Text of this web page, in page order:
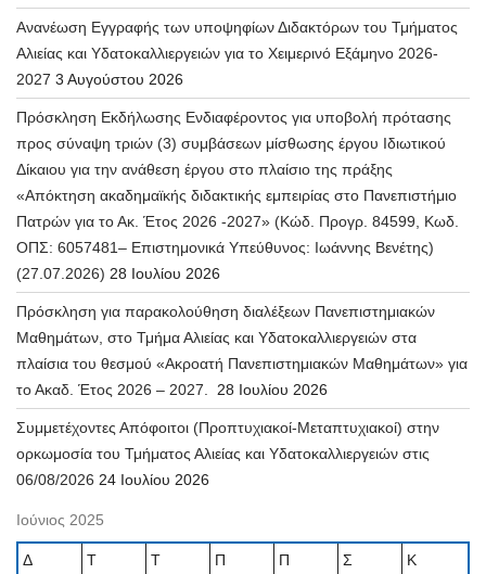
Ανανέωση Εγγραφής των υποψηφίων Διδακτόρων του Τμήματος
Αλιείας και Υδατοκαλλιεργειών για το Χειμερινό Εξάμηνο 2026-
2027 3 Αυγούστου 2026
Πρόσκληση Εκδήλωσης Ενδιαφέροντος για υποβολή πρότασης
προς σύναψη τριών (3) συμβάσεων μίσθωσης έργου Ιδιωτικού
Δίκαιου για την ανάθεση έργου στο πλαίσιο της πράξης
«Απόκτηση ακαδημαϊκής διδακτικής εμπειρίας στο Πανεπιστήμιο
Πατρών για το Ακ. Έτος 2026 -2027» (Κώδ. Προγρ. 84599, Κωδ.
ΟΠΣ: 6057481– Επιστημονικά Υπεύθυνος: Ιωάννης Βενέτης)
(27.07.2026) 28 Ιουλίου 2026
Πρόσκληση για παρακολούθηση διαλέξεων Πανεπιστημιακών
Μαθημάτων, στο Τμήμα Αλιείας και Υδατοκαλλιεργειών στα
πλαίσια του θεσμού «Ακροατή Πανεπιστημιακών Μαθημάτων» για
το Ακαδ. Έτος 2026 – 2027. 28 Ιουλίου 2026
Συμμετέχοντες Απόφοιτοι (Προπτυχιακοί-Μεταπτυχιακοί) στην
ορκωμοσία του Τμήματος Αλιείας και Υδατοκαλλιεργειών στις
06/08/2026 24 Ιουλίου 2026
Ιούνιος 2025
Δ Τ Τ Π Π Σ
Κ